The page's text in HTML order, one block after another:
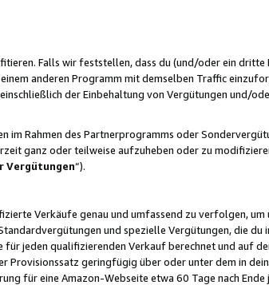
Falls wir feststellen, dass du (und/oder ein dritte
anderen Programm mit demselben Traffic
der Einbehaltung von Vergütungen und/
Rahmen des Partnerprogramms oder
ganz oder teilweise aufzuheben oder zu
Vergütungen“).
Verkäufe genau und umfassend zu verfolgen,
und spezielle Vergütungen, die du
jeden qualifizierenden Verkauf berechnet und auf
Provisionssatz geringfügig über oder unter dem in
für eine Amazon-Webseite etwa 60 Tage nach